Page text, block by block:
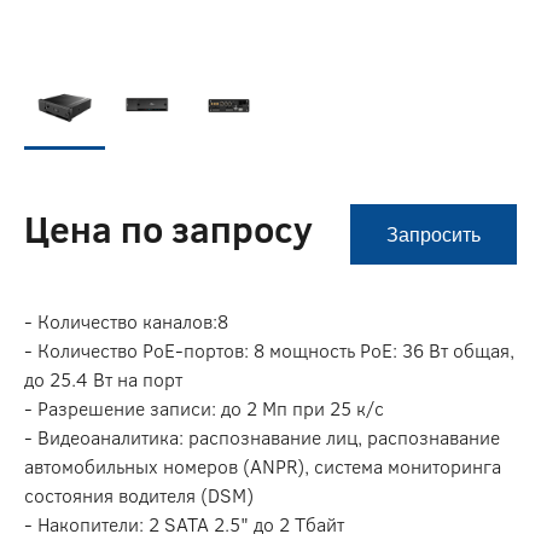
Цена по запросу Запросить
- Количество каналов:8
- Количество PoE-портов: 8 мощность PoE: 36 Вт общая,
до 25.4 Вт на порт
- Разрешение записи: до 2 Мп при 25 к/с
- Видеоаналитика: распознавание лиц, распознавание
автомобильных номеров (ANPR), система мониторинга
состояния водителя (DSM)
- Накопители: 2 SATA 2.5" до 2 Тбайт